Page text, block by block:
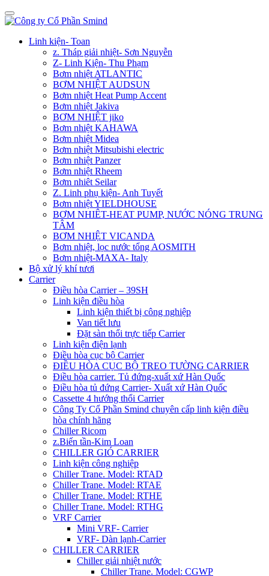
Linh kiện- Toan
z. Tháp giải nhiệt- Sơn Nguyễn
Z- Linh Kiện- Thu Phạm
Bơm nhiệt ATLANTIC
BƠM NHIỆT AUDSUN
Bơm nhiệt Heat Pump Accent
Bơm nhiệt Jakiva
BƠM NHIỆT jiko
Bơm nhiệt KAHAWA
Bơm nhiệt Midea
Bơm nhiệt Mitsubishi electric
Bơm nhiệt Panzer
Bơm nhiệt Rheem
Bơm nhiêt Seilar
Z. Linh phụ kiện- Anh Tuyết
Bơm nhiệt YIELDHOUSE
BƠM NHIÊT-HEAT PUMP, NƯỚC NÓNG TRUNG
TÂM
BƠM NHIỆT VICANDA
Bơm nhiệt, lọc nước tổng AOSMITH
Bơm nhiệt-MAXA- Italy
Bộ xử lý khí tươi
Carrier
Điều hòa Carrier – 39SH
Linh kiện điều hòa
Linh kiện thiết bị công nghiệp
Van tiết lưu
Đặt sàn thổi trực tiếp Carrier
Linh kiện điện lạnh
Điều hòa cục bộ Carrier
ĐIỀU HÒA CỤC BỘ TREO TƯỜNG CARRIER
Điều hòa carrier. Tủ đứng-xuất xứ Hàn Quốc
Điều hòa tủ đứng Carrier- Xuất xứ Hàn Quốc
Cassette 4 hướng thổi Carrier
Công Ty Cổ Phần Smind chuyên cấp linh kiện điều
hòa chính hãng
Chiller Ricom
z.Biến tần-Kim Loan
CHILLER GIÓ CARRIER
Linh kiện công nghiệp
Chiller Trane. Model: RTAD
Chiller Trane. Model: RTAE
Chiller Trane. Model: RTHE
Chiller Trane. Model: RTHG
VRF Carrier
Mini VRF- Carrier
VRF- Dàn lạnh-Carrier
CHILLER CARRIER
Chiller giải nhiệt nước
Chiller Trane. Model: CGWP